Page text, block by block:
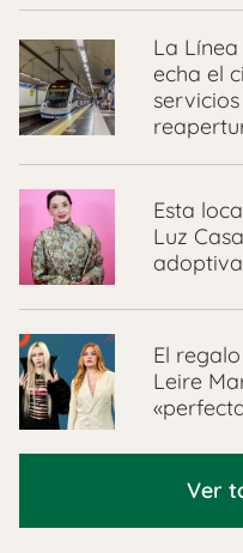
La
echa el
Esta
Luz
adoptiva
El
Leire
Ver